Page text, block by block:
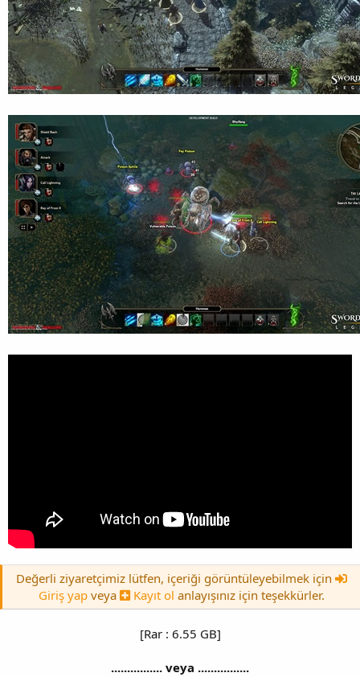
Değerli ziyaretçimiz lütfen, içeriği görüntüleyebilmek için
Giriş yap veya Kayıt ol anlayışınız için teşekkürler.
[Rar : 6.55 GB]
................ veya ................